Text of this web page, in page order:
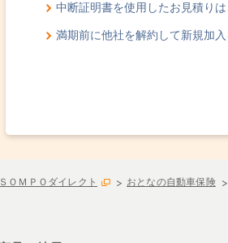
中断証明書を使用したお見積りは
満期前に他社を解約して新規加
ＳＯＭＰＯダイレクト おとなの自動車保険